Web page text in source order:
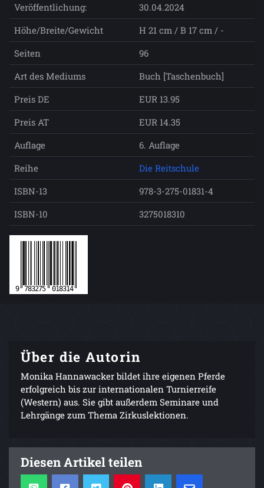
Veröffentlichung:
30.04.2024
Höhe/Breite/Gewicht
H 21 cm / B 17 cm / -
Seiten
96
Art des Mediums
Buch [Taschenbuch]
Preis DE
EUR 13.95
Preis AT
EUR 14.35
Auflage
6. Auflage
Reihe
Die Reitschule
ISBN-13
978-3-275-01831-4
ISBN-10
3275018310
Über die Autorin
Monika Hannawacker bildet ihre eigenen Pferde
erfolgreich bis zur internationalen Turnierreife
(Western) aus. Sie gibt außerdem Seminare und
Lehrgänge zum Thema Zirkuslektionen.
Diesen Artikel teilen